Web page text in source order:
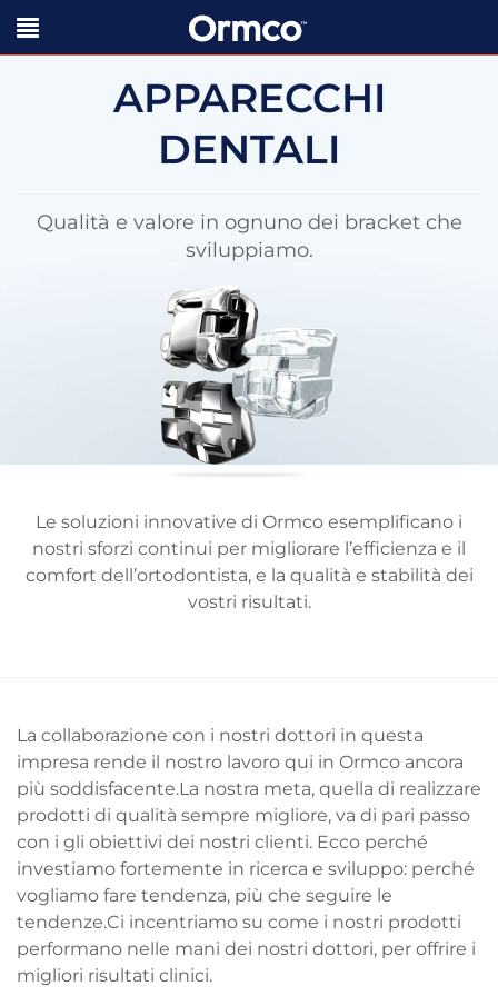
APPARECCHI
DENTALI
Qualità e valore in ognuno dei bracket che
sviluppiamo.
Le soluzioni innovative di Ormco esemplificano i
nostri sforzi continui per migliorare l’efficienza e il
comfort dell’ortodontista, e la qualità e stabilità dei
vostri risultati.
La collaborazione con i nostri dottori in questa
impresa rende il nostro lavoro qui in Ormco ancora
più soddisfacente.La nostra meta, quella di realizzare
prodotti di qualità sempre migliore, va di pari passo
con i gli obiettivi dei nostri clienti. Ecco perché
investiamo fortemente in ricerca e sviluppo: perché
vogliamo fare tendenza, più che seguire le
tendenze.Ci incentriamo su come i nostri prodotti
performano nelle mani dei nostri dottori, per offrire i
migliori risultati clinici.